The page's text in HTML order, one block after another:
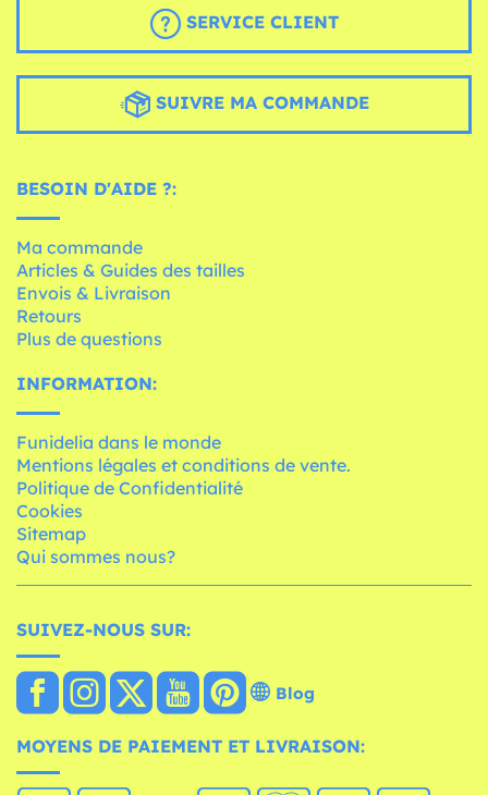
SERVICE CLIENT
SUIVRE MA COMMANDE
BESOIN D'AIDE ?:
Ma commande
Articles & Guides des tailles
Envois & Livraison
Retours
Plus de questions
INFORMATION:
Funidelia dans le monde
Mentions légales et conditions de vente.
Politique de Confidentialité
Cookies
Sitemap
Qui sommes nous?
SUIVEZ-NOUS SUR:
Blog
MOYENS DE PAIEMENT ET LIVRAISON: